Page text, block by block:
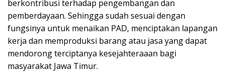
berkontribusi terhadap pengembangan dan
pemberdayaan. Sehingga sudah sesuai dengan
fungsinya untuk menaikan PAD, menciptakan lapangan
kerja dan memproduksi barang atau jasa yang dapat
mendorong terciptanya kesejahteraaan bagi
masyarakat Jawa Timur.